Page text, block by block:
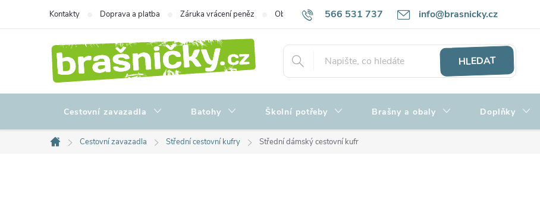
566 531 737 info@brasnicky.cz
Kontakty Doprava a platba Záruka vrácení peněz Obchodní podmínky Zpracování osobních údajů Hodnocení obchodu
HLEDAT
Cestovní zavazadla Batohy Školní potřeby Brašny a obaly Doplňky
Domů
Cestovní zavazadla Střední cestovní kufry Střední dámský cestovní kufr